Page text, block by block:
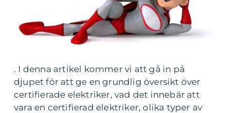
. I denna artikel kommer vi att gå in på
djupet för att ge en grundlig översikt över
certifierade elektriker, vad det innebär att
vara en certifierad elektriker, olika typer av